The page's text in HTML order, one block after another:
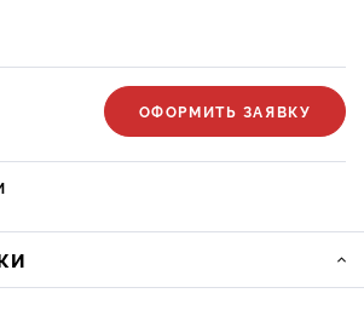
ОФОРМИТЬ ЗАЯВКУ